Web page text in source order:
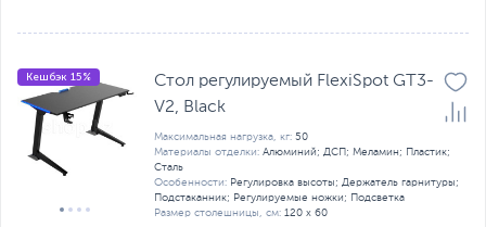
Кешбэк 15%
Стол регулируемый FlexiSpot GT3-
V2, Black
Максимальная нагрузка, кг: 50
Материалы отделки: Алюминий; ДСП; Меламин; Пластик;
Сталь
Особенности: Регулировка высоты; Держатель гарнитуры;
Подстаканник; Регулируемые ножки; Подсветка
Размер столешницы, см: 120 х 60